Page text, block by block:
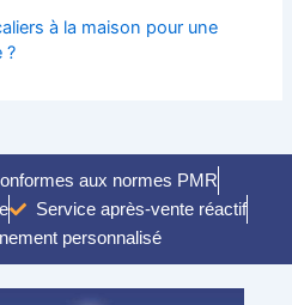
à la maison pour une
?
aux normes PMR
Service après-vente réactif
personnalisé